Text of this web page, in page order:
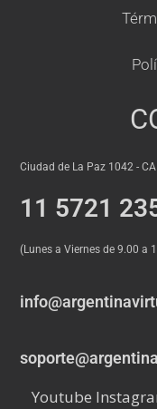
Ciudad de La Paz 1042 -
11 5721
(Lunes a Viernes de 9.00 a
Youtube